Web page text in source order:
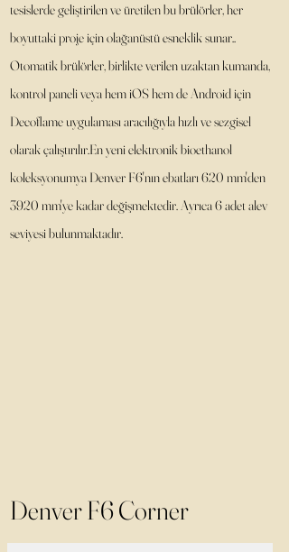
tesislerde geliştirilen ve üretilen bu brülörler, her
boyuttaki proje için olağanüstü esneklik sunar..
Otomatik brülörler, birlikte verilen uzaktan kumanda,
kontrol paneli veya hem iOS hem de Android için
Decoflame uygulaması aracılığıyla hızlı ve sezgisel
olarak çalıştırılır.En yeni elektronik bioethanol
koleksyonumya Denver F6'nın ebatları 620 mm'den
3920 mm'ye kadar değişmektedir. Ayrıca 6 adet alev
seviyesi bulunmaktadır.
Denver F6 Corner